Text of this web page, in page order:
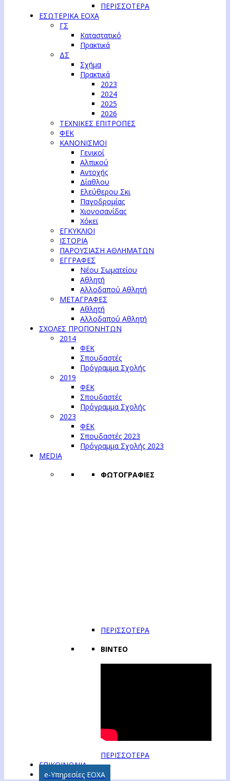
ΠΕΡΙΣΣΟΤΕΡΑ
ΕΣΩΤΕΡΙΚΑ ΕΟΧΑ
ΓΣ
Καταστατικό
Πρακτικά
ΔΣ
Σχήμα
Πρακτικά
2023
2024
2025
2026
ΤΕΧΝΙΚΕΣ ΕΠΙΤΡΟΠΕΣ
ΦΕΚ
ΚΑΝΟΝΙΣΜΟΙ
Γενικοί
Αλπικού
Αντοχής
Δίαθλου
Ελεύθερου Σκι
Παγοδρομίας
Χιονοσανίδας
Χόκεϊ
ΕΓΚΥΚΛΙΟΙ
ΙΣΤΟΡΙΑ
ΠΑΡΟΥΣΙΑΣΗ ΑΘΛΗΜΑΤΩΝ
ΕΓΓΡΑΦΕΣ
Νέου Σωματείου
Αθλητή
Αλλοδαπού Αθλητή
ΜΕΤΑΓΡΑΦΕΣ
Αθλητή
Αλλοδαπού Αθλητή
ΣΧΟΛΕΣ ΠΡΟΠΟΝΗΤΩΝ
2014
ΦΕΚ
Σπουδαστές
Πρόγραμμα Σχολής
2019
ΦΕΚ
Σπουδαστές
Πρόγραμμα Σχολής
2023
ΦΕΚ
Σπουδαστές 2023
Πρόγραμμα Σχολής 2023
MEDIA
ΦΩΤΟΓΡΑΦΙΕΣ
ΠΕΡΙΣΣΟΤΕΡΑ
ΒΙΝΤΕΟ
ΠΕΡΙΣΣΟΤΕΡΑ
ΕΠΙΚΟΙΝΩΝΙΑ
e-Υπηρεσίες ΕΟΧΑ